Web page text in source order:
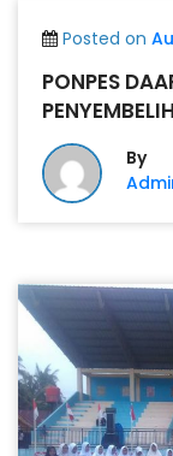
Posted on
PONPES
By